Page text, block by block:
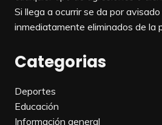
Si llega a ocurrir se da por
inmediatamente eliminados de la
Categorias
Deportes
Educación
Información general